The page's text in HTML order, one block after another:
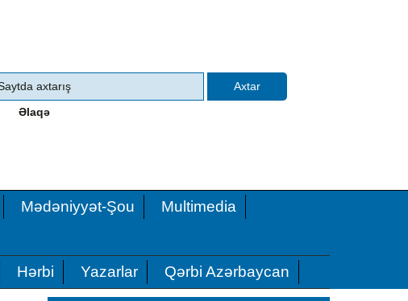
Əlaqə
Mədəniyyət-Şou
Multimedia
Hərbi Yazarlar Qərbi Azərbaycan